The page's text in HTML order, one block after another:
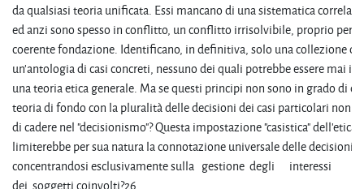
da qualsiasi teoria unificata. Essi mancano di una sistematica
ed anzi sono spesso in conflitto, un conflitto irrisolvibile, proprio
coerente fondazione. Identificano, in definitiva, solo una collezione
un'antologia di casi concreti, nessuno dei quali potrebbe essere mai
una teoria etica generale. Ma se questi principi non sono in grado di
teoria di fondo con la pluralità delle decisioni dei casi particolari non
di cadere nel "decisionismo"? Questa impostazione "casistica" dell'etica
limiterebbe per sua natura la connotazione universale delle decisioni
concentrandosi esclusivamente sulla gestione degli interessi
dei soggetti coinvolti?26